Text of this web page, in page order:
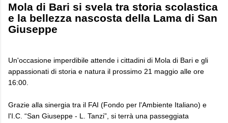
Mola di Bari si svela tra storia scolastica
e la bellezza nascosta della Lama di San
Giuseppe
Un'occasione imperdibile attende i cittadini di Mola di Bari e gli
appassionati di storia e natura il prossimo 21 maggio alle ore
16:00.
Grazie alla sinergia tra il FAI (Fondo per l'Ambiente Italiano) e
l'I.C. “San Giuseppe - L. Tanzi”, si terrà una passeggiata